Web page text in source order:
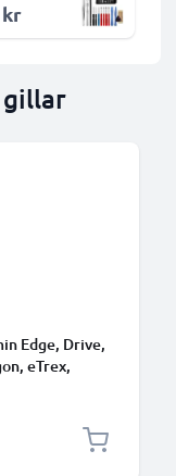
kr
gillar
Edge, Drive,
eTrex,